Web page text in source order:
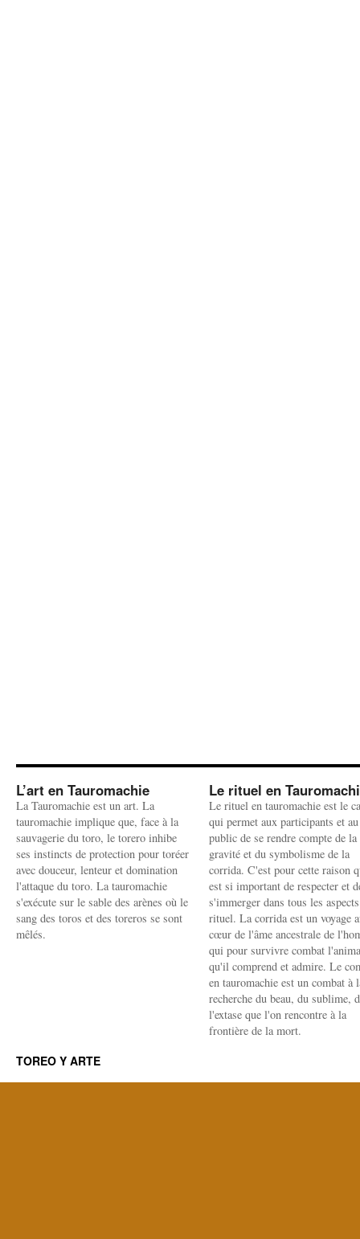
L’art en Tauromachie
La Tauromachie est un art. La
tauromachie implique que, face à la
sauvagerie du toro, le torero inhibe
ses instincts de protection pour toréer
avec douceur, lenteur et domination
l'attaque du toro. La tauromachie
s'exécute sur le sable des arènes où le
sang des toros et des toreros se sont
mêlés.
Le rituel en
Le rituel en tauromachie est le
qui permet aux participants et au
public de se rendre compte de la
gravité et du symbolisme de la
corrida. C'est pour cette raison
est si important de respecter et
s'immerger dans tous les
rituel. La corrida est un voyage
cœur de l'âme ancestrale de
qui pour survivre combat
qu'il comprend et admire. Le
en tauromachie est un combat à
recherche du beau, du sublime,
l'extase que l'on rencontre à la
frontière de la mort.
TOREO Y ARTE